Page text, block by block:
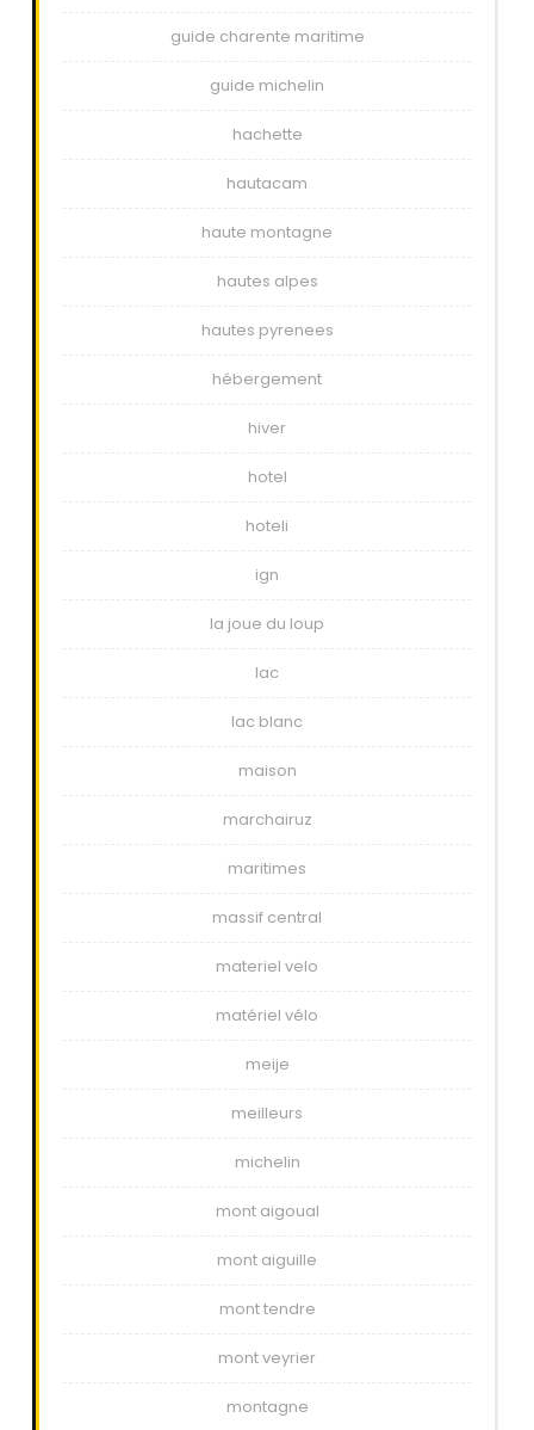
guide charente maritime
guide michelin
hachette
hautacam
haute montagne
hautes alpes
hautes pyrenees
hébergement
hiver
hotel
hoteli
ign
la joue du loup
lac
lac blanc
maison
marchairuz
maritimes
massif central
materiel velo
matériel vélo
meije
meilleurs
michelin
mont aigoual
mont aiguille
mont tendre
mont veyrier
montagne